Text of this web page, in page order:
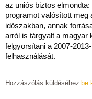
az uniós biztos
programot valósított meg
időszakban, annak
arról is tárgyalt a magyar
felgyorsítani a 2007-
felhasználását.
Hozzászólás küldéséhez be